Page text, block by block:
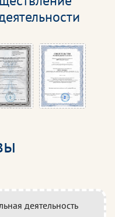
деятельность